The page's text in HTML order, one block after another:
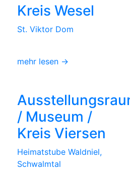
Kreis Wesel
St. Viktor Dom
mehr lesen →
/ Museum /
Kreis Viersen
Heimatstube Waldniel,
Schwalmtal